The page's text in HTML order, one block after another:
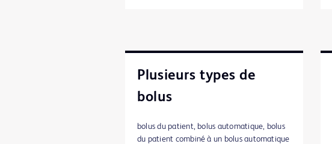
Plusieurs types de
bolus
bolus du patient, bolus automatique, bolus
du patient combiné à un bolus automatique